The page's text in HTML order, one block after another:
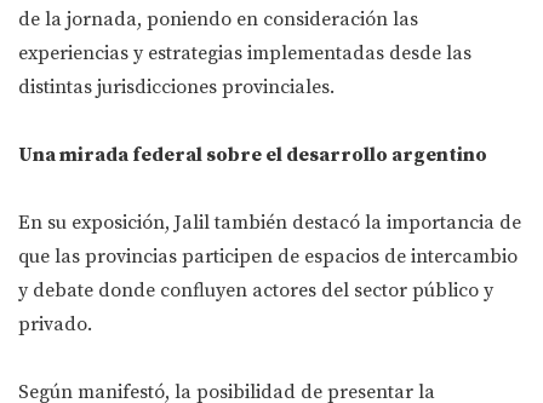
de la jornada, poniendo en consideración las
experiencias y estrategias implementadas desde las
distintas jurisdicciones provinciales.
Una mirada federal sobre el desarrollo argentino
En su exposición, Jalil también destacó la importancia de
que las provincias participen de espacios de intercambio
y debate donde confluyen actores del sector público y
privado.
Según manifestó, la posibilidad de presentar la